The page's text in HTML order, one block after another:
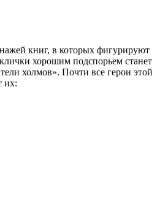
книг, в которых фигурируют
хорошим подспорьем станет
холмов». Почти все герои этой
их: